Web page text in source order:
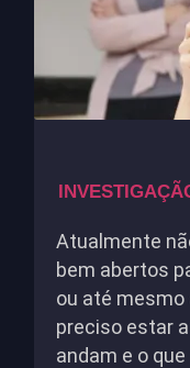
Atualmente
bem abertos
ou até
preciso estar
andam e o